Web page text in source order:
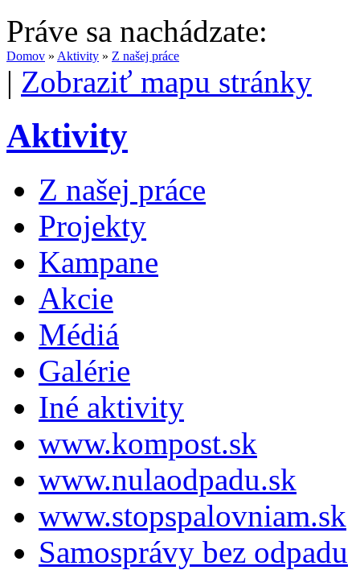
Práve sa nachádzate:
Domov » Aktivity » Z našej práce
| Zobraziť mapu stránky
Aktivity
Z našej práce
Projekty
Kampane
Akcie
Médiá
Galérie
Iné aktivity
www.kompost.sk
www.nulaodpadu.sk
www.stopspalovniam.sk
Samosprávy bez odpadu